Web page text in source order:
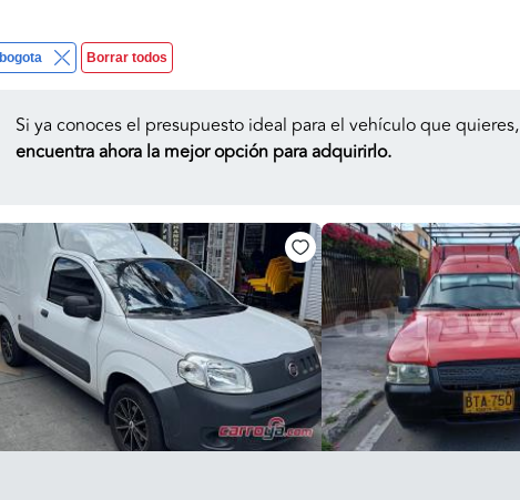
bogota Borrar todos
Si ya conoces el presupuesto ideal para el vehículo que quieres,
encuentra ahora la mejor opción para adquirirlo.